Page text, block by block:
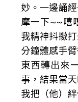
妙。一邊誦
摩一下~~嘻
我精神抖擻
分鐘體感手
東西轉出來
事，結果當
我把（他）